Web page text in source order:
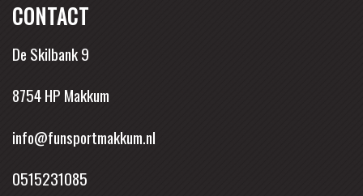
CONTACT
De Skilbank 9
8754 HP Makkum
info@funsportmakkum.nl
0515231085